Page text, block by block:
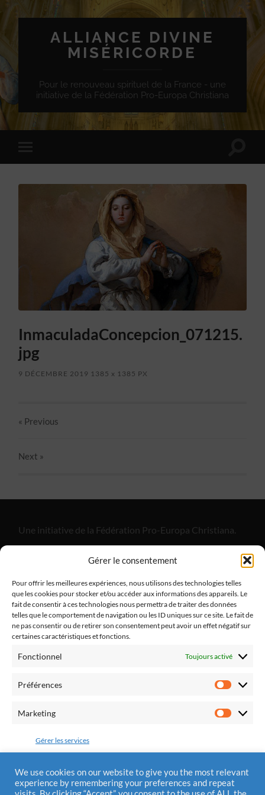
Gérer le consentement
Pour offrir les meilleures expériences, nous utilisons des technologies telles
que les cookies pour stocker et/ou accéder aux informations des appareils. Le
fait de consentir à ces technologies nous permettra de traiter des données
telles que le comportement de navigation ou les ID uniques sur ce site. Le fait de
ne pas consentir ou de retirer son consentement peut avoir un effet négatif sur
certaines caractéristiques et fonctions.
Fonctionnel Toujours activé
Préférences
Marketing
Gérer les services
Accepter
ALLIANCE DIVINE
MISÉRICORDE
Pour le renouveau spirituel de la France - une
initiative de la Fédération Pro-Europa Christiana
mobile
InmaculadaConcepcion_071215.
jpg
9 DÉCEMBRE 2019 1385 x 1385 PX
« Previous
Next »
Une initiative de la Fédération Pro-Europa Christiana.
catholiques dont l'objectif est de promouvoir la paix
dans notre pays et dans nos familles par le retour à la
pratique religieuse.
Fédération Pro Europa Christiana
28170 St Sauveur Marville
Tél.: 0810 310 025
Mentions Légales
We use cookies on our website to give you the most relevant
experience by remembering your preferences and repeat